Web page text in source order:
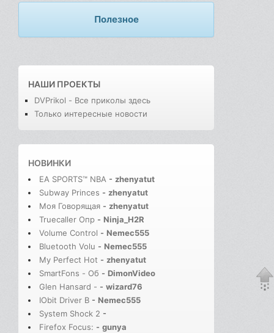
Полезное
НАШИ ПРОЕКТЫ
DVPrikol - Все приколы здесь
Только интересные новости
НОВИНКИ
EA SPORTS™ NBA - zhenyatut
Subway Princes - zhenyatut
Моя Говорящая - zhenyatut
Truecaller Опр - Ninja_H2R
Volume Control - Nemec555
Bluetooth Volu - Nemec555
My Perfect Hot - zhenyatut
SmartFons - Об - DimonVideo
Glen Hansard - - wizard76
IObit Driver B - Nemec555
System Shock 2 -
Firefox Focus: - gunya